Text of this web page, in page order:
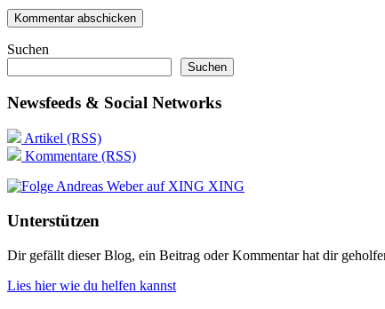
Suchen
Suchen
Newsfeeds & Social Networks
Artikel (RSS)
Kommentare (RSS)
XING
Unterstützen
Dir gefällt dieser Blog, ein Beitrag oder Kommentar hat dir
Lies hier wie du helfen kannst